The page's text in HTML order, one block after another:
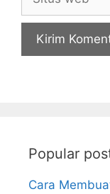
web
Popular
Cara